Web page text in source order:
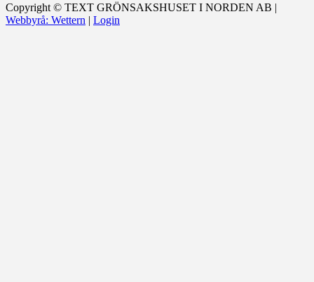
Copyright © TEXT GRÖNSAKSHUSET I NORDEN AB |
Webbyrå: Wettern | Login